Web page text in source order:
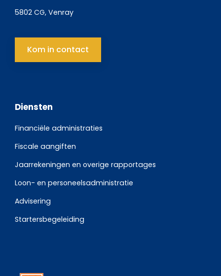
5802 CG, Venray
Kom in contact
Diensten
Financiële administraties
Fiscale aangiften
Jaarrekeningen en overige rapportages
Loon- en personeelsadministratie
Advisering
Startersbegeleiding